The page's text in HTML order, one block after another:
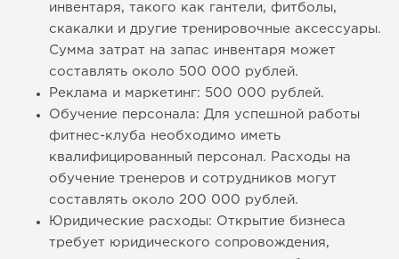
инвентаря, такого как гантели, фитболы,
скакалки и другие тренировочные аксессуары.
Сумма затрат на запас инвентаря может
составлять около 500 000 рублей.
Реклама и маркетинг: 500 000 рублей.
Обучение персонала: Для успешной работы
фитнес-клуба необходимо иметь
квалифицированный персонал. Расходы на
обучение тренеров и сотрудников могут
составлять около 200 000 рублей.
Юридические расходы: Открытие бизнеса
требует юридического сопровождения,